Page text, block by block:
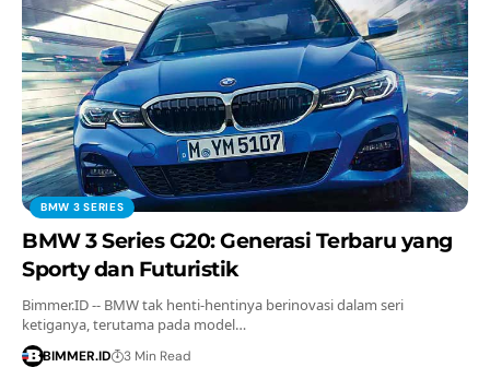
BMW 3 SERIES
BMW 3 Series G20: Generasi Terbaru yang
Sporty dan Futuristik
Bimmer.ID -- BMW tak henti-hentinya berinovasi dalam seri
ketiganya, terutama pada model…
BIMMER.ID 3 Min Read